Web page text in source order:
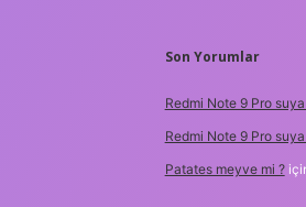
Son Yorumlar
Redmi Note 9 Pro suya
Redmi Note 9 Pro suya
Patates meyve mi ?